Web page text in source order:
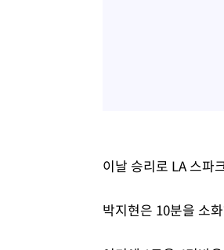
이날 승리로 LA 스파
박지현은 10분을 소